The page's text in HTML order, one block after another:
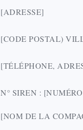
[ADRESSE]
[CODE POSTAL)
[TÉLÉPHONE,
N° SIREN :
[NOM DE LA